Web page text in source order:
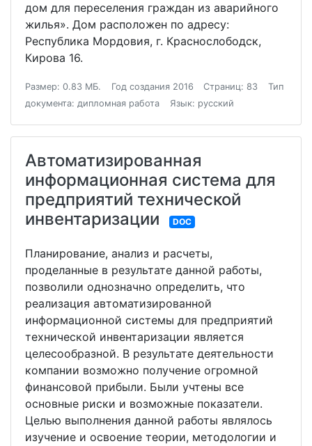
дом для переселения граждан из аварийного
жилья». Дом расположен по адресу:
Республика Мордовия, г. Краснослободск,
Кирова 16.
Размер: 0.83 МБ. Год создания 2016 Страниц: 83
Тип
документа: дипломная работа
Язык: русский
Автоматизированная
информационная система для
предприятий технической
инвентаризации
DOC
Планирование, анализ и расчеты,
проделанные в результате данной работы,
позволили однозначно определить, что
реализация автоматизированной
информационной системы для предприятий
технической инвентаризации является
целесообразной. В результате деятельности
компании возможно получение огромной
финансовой прибыли. Были учтены все
основные риски и возможные показатели.
Целью выполнения данной работы являлось
изучение и освоение теории, методологии и